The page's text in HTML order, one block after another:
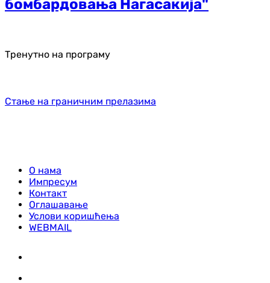
бомбардовања Нагасакија"
Тренутно на програму
Стање на граничним прелазима
О нама
Импресум
Контакт
Оглашавање
Услови коришћења
WEBMAIL